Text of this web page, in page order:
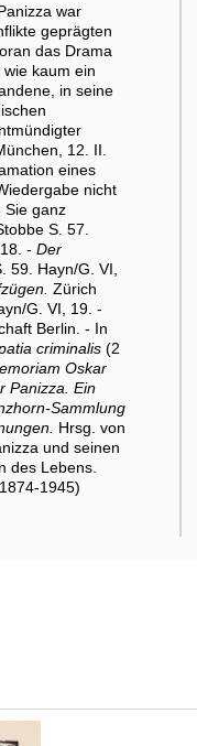
war
geprägten
das Drama
kaum ein
in seine
12. II.
eines
nicht
Sie ganz
S. 57.
- Der
59. Hayn/G. VI,
Zürich
G. VI, 19. -
Berlin. - In
criminalis(2
Oskar
Panizza. Ein
Sammlung
Hrsg. von
und seinen
des Lebens.
1945)